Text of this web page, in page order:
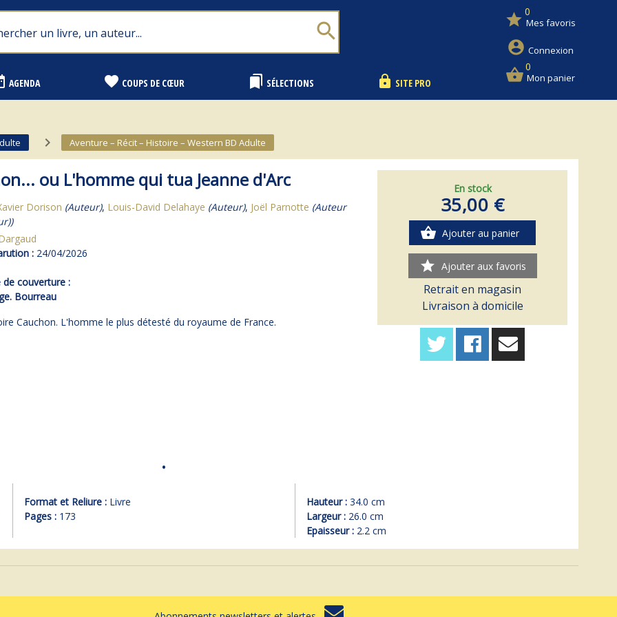
search
AGENDA favorite COUPS DE CŒUR bookmarks SÉLECTIONS lock SITE PRO
star 0
Mes favoris
account_circle Connexion
shopping_basket0
Mon panier
navigate_next Aventure – Récit – Histoire – Western BD Adulte
ou L'homme qui tua Jeanne d'Arc
Dorison (Auteur), Louis-David Delahaye (Auteur), Joël Parnotte (Auteur
: 24/04/2026
couverture :
Bourreau
Cauchon. L'homme le plus détesté du royaume de France.
En stock
35,00 €
shopping_basket Ajouter au panier
star Ajouter aux favoris
Retrait en magasin
Livraison à domicile
Format et Reliure : Livre
Pages :173
Hauteur : 34.0 cm
Largeur : 26.0 cm
Epaisseur : 2.2 cm